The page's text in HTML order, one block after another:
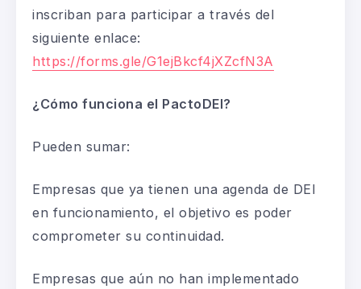
inscriban para participar a través del
siguiente enlace:
https://forms.gle/G1ejBkcf4jXZcfN3A
¿Cómo funciona el PactoDEI?
Pueden sumar:
Empresas que ya tienen una agenda de DEI
en funcionamiento, el objetivo es poder
comprometer su continuidad.
Empresas que aún no han implementado